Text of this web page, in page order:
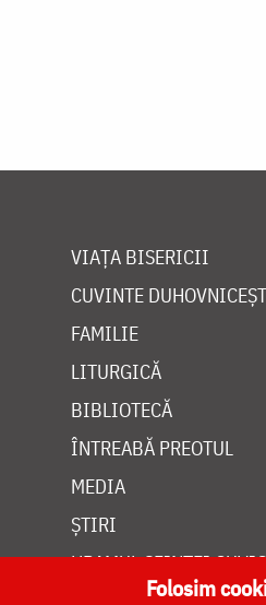
VIAȚA BISERICII
CUVINTE
FAMILIE
LITURGICĂ
BIBLIOTECĂ
ÎNTREABĂ PREOTUL
MEDIA
ȘTIRI
HRAMUL SFINTEI
Folosim